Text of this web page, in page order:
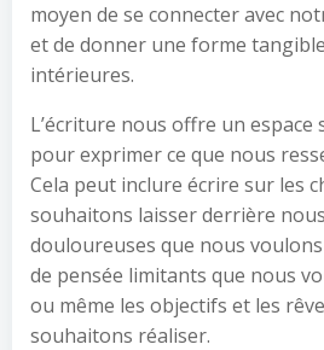
moyen de se connecter avec
et de donner une forme
intérieures.
L’écriture nous offre un
pour exprimer ce que nous
Cela peut inclure écrire sur les
souhaitons laisser derrière
douloureuses que nous
de pensée limitants que nous
ou même les objectifs et les
souhaitons réaliser.